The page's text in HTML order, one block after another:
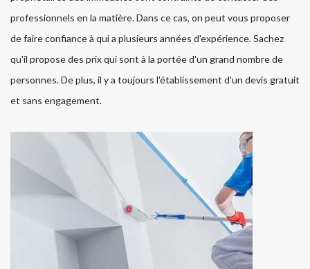
professionnels en la matière. Dans ce cas, on peut vous proposer
de faire confiance à qui a plusieurs années d'expérience. Sachez
qu'il propose des prix qui sont à la portée d'un grand nombre de
personnes. De plus, il y a toujours l'établissement d'un devis gratuit
et sans engagement.